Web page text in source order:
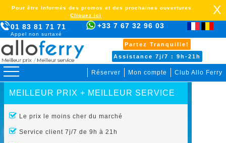
01 83 81 71 71
Appel non surtaxé
+33 7 67 32 96 03
Partez Tranquille!
Assistance 7j/7 : 9h-21h
Réserver Mon compte Club Allo Ferry
Pour être informés des promos et des prochaines ouvertures
Cliquez ici
X
MEILLEUR PRIX + MEILLEUR SERVICE
Le prix le moins cher du marché
Service client 7j/7 de 9h à 21h